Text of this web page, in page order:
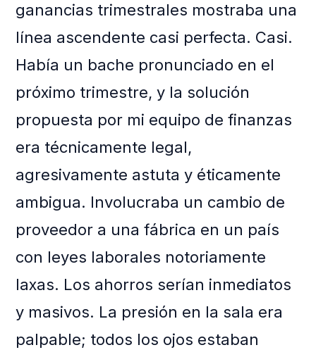
ganancias trimestrales mostraba una
línea ascendente casi perfecta. Casi.
Había un bache pronunciado en el
próximo trimestre, y la solución
propuesta por mi equipo de finanzas
era técnicamente legal,
agresivamente astuta y éticamente
ambigua. Involucraba un cambio de
proveedor a una fábrica en un país
con leyes laborales notoriamente
laxas. Los ahorros serían inmediatos
y masivos. La presión en la sala era
palpable; todos los ojos estaban